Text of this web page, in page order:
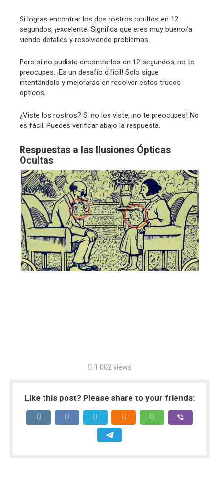
Si logras encontrar los dos rostros ocultos en 12
segundos, ¡excelente! Significa que eres muy bueno/a
viendo detalles y resolviendo problemas.
Pero si no pudiste encontrarlos en 12 segundos, no te
preocupes. ¡Es un desafío difícil! Solo sigue
intentándolo y mejorarás en resolver estos trucos
ópticos.
¿Viste los rostros? Si no los viste, ¡no te preocupes! No
es fácil. Puedes verificar abajo la respuesta.
Respuestas a las Ilusiones Ópticas
Ocultas
1.002 views
Like this post? Please share to your friends: